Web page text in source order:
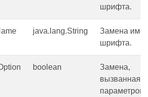
шрифта.
java.lang.String
Замена
шрифта.
boolean
Замена,
вызванная
параметром